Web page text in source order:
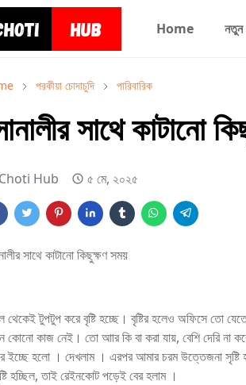
Home নতুন
পরকীয়া চোদাচুদি পারিবারিক
সাথে কাটানো
Choti Hub ৫ মে, ২০২৫
সাথে কাটানো কিছুক্ষণ সময়
থেকেই টুপটুপ করে বৃষ্টি হচ্ছে। বৃষ্টির হলেও অফিসে তো
কোনো কাজ নেই। তো আার কি বা করা যায়, বেশি দেরি না
ইচ্ছে হলো । দেখলাম । এরপর আমার চরম উত্তেজনা
হচ্ছিল, তাই রেইনকোট পড়েই বের হলাম ।